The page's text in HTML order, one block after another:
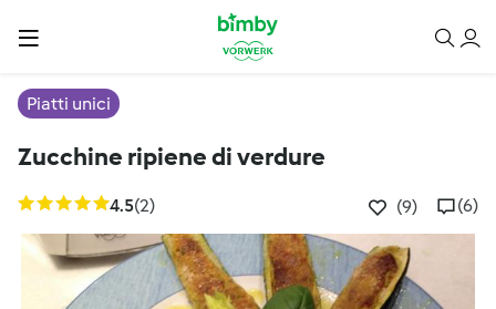
Piatti unici
Zucchine ripiene di verdure
4.5(2) (9) (6)